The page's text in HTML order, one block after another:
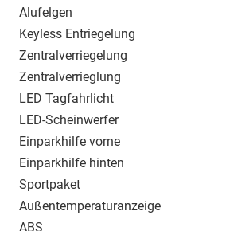
Alufelgen
Keyless Entriegelung
Zentralverriegelung
Zentralverrieglung
LED Tagfahrlicht
LED-Scheinwerfer
Einparkhilfe vorne
Einparkhilfe hinten
Sportpaket
Außentemperaturanzeige
ABS